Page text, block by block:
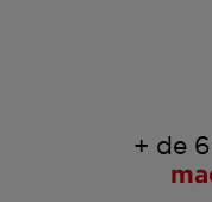
+ de